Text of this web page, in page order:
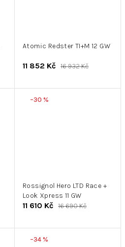
Atomic Redster TI+M 12 GW
11 852 Kč 16 932 Kč
–30 %
Rossignol Hero LTD Race +
Look Xpress 11 GW
11 610 Kč 16 690 Kč
–34 %